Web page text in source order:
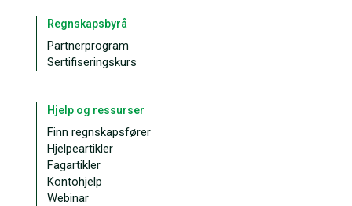
Regnskapsbyrå
Partnerprogram
Sertifiseringskurs
Hjelp og ressurser
Finn regnskapsfører
Hjelpeartikler
Fagartikler
Kontohjelp
Webinar